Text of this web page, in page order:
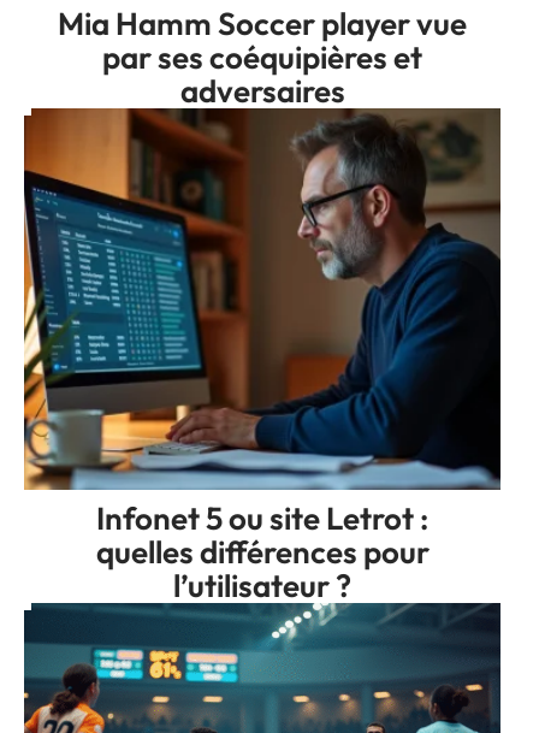
Mia Hamm Soccer player vue
par ses coéquipières et
adversaires
Infonet 5 ou site Letrot :
quelles différences pour
l’utilisateur ?